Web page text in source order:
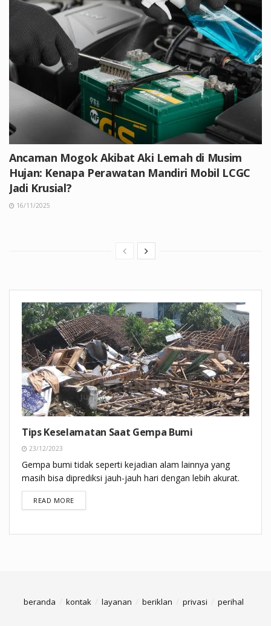
Ancaman Mogok Akibat Aki Lemah di Musim
Hujan: Kenapa Perawatan Mandiri Mobil LCGC
Jadi Krusial?
16/11/2025
Tips Keselamatan Saat Gempa Bumi
23/12/2023
Gempa bumi tidak seperti kejadian alam lainnya yang
masih bisa diprediksi jauh-jauh hari dengan lebih akurat.
READ MOREDETAILS
beranda kontak layanan beriklan privasi perihal